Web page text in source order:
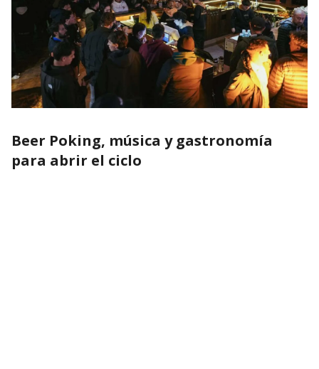
Beer Poking, música y gastronomía
para abrir el ciclo